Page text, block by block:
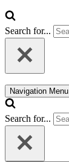
Search for...
Navigation Menu
Search for...